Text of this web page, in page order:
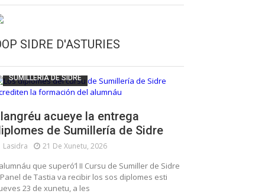
SIDRE D'ASTURIES
ESCUELA DE SUMILLERÍA DE LA SIDRE
SUMILLERÍA DE SIDRE
acueye la entrega
de Sumillería de Sidre
Lasidra 21 De Xunetu, 2026
que superó’l II Cursu de Sumiller de Sidre
de Tastia va recibir los sos diplomes esti
23 de xunetu, a les